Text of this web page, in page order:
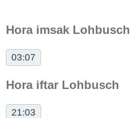
Hora imsak Lohbusch
03:07
Hora iftar Lohbusch
21:03